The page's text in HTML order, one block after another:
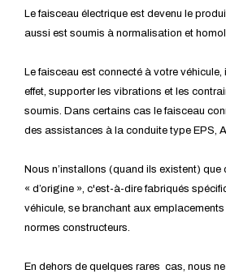
Le faisceau électrique est devenu le
aussi est soumis à normalisation et
Le faisceau est connecté à votre
effet, supporter les vibrations et les
soumis. Dans certains cas le faisceau
des assistances à la conduite type EPS,
Nous n’installons (quand ils existent) que
« d’origine », c'est-à-dire fabriqués
véhicule, se branchant aux
normes constructeurs.
En dehors de quelques rares cas, nous